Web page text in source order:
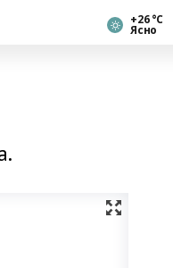
+26 °С
Ясно